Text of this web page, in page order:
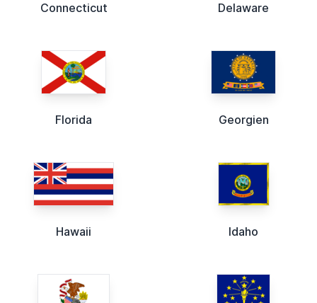
Connecticut Delaware
Florida Georgien
Hawaii Idaho